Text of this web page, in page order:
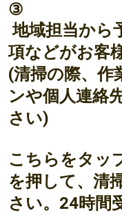
③
地域担当から
項などがお客
(清掃の際、作
ンや個人連絡
さい)
こちらをタッ
を押して、清
さい。24時間